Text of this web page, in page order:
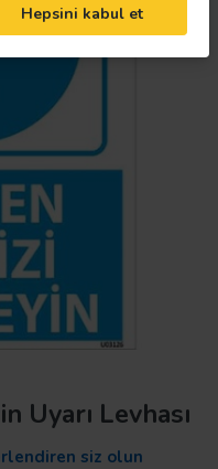
Uyarı Levhası
siz olun
Hepsini kabul et